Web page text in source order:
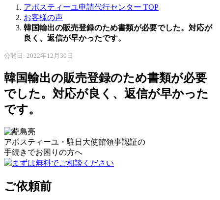
アポスティーユ申請代行センター TOP
お客様の声
韓国輸出の販売登録のため書類が必要でした。対応が
良く、返信が早かったです。
公開日: 2022年12月30日
韓国輸出の販売登録のため書類が必要
でした。対応が良く、返信が早かった
です。
アポスティーユ・駐日大使館領事認証の
手続きでお困りの方へ
まずは無料でご相談ください
ご依頼前